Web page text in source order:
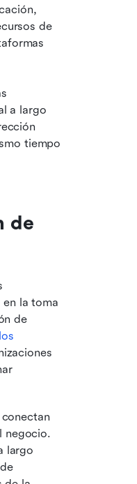
de
a largo
tiempo
de
la toma
de
negocio.
largo